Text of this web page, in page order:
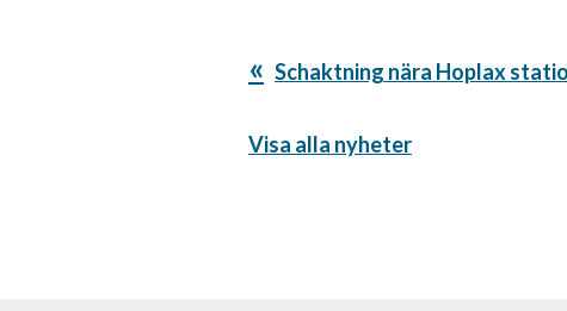
Föregående
Schaktning nära Hoplax
Visa alla nyheter